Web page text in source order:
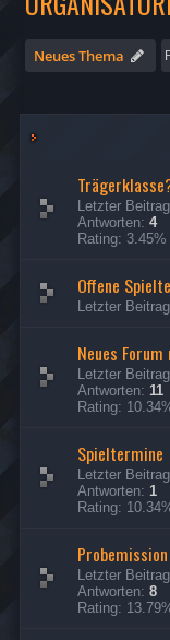
Neues Thema
Letzter
Antworten: 4
Rating: 3.45%
Offene
Letzter
Neues Forum
Letzter
Antworten: 11
Rating:
Spieltermine
Letzter
Antworten: 1
Rating:
Letzter
Antworten: 8
Rating: